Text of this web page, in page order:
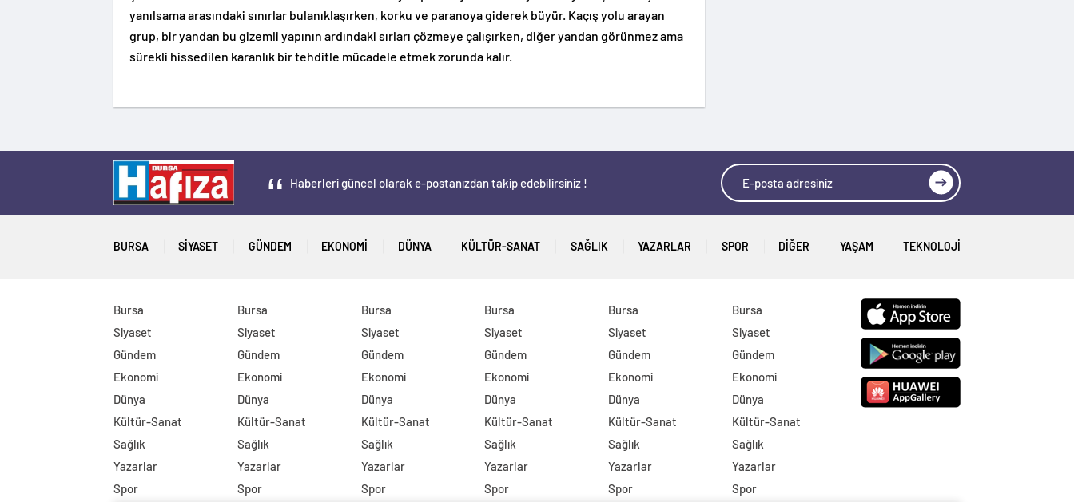
yanılsama arasındaki sınırlar bulanıklaşırken, korku ve paranoya giderek büyür. Kaçış yolu arayan
grup, bir yandan bu gizemli yapının ardındaki sırları çözmeye çalışırken, diğer yandan görünmez ama
sürekli hissedilen karanlık bir tehditle mücadele etmek zorunda kalır.
Haberleri güncel olarak e-postanızdan takip edebilirsiniz !
BURSA SIYASET GÜNDEM EKONOMI DÜNYA KÜLTÜR-SANAT SAĞLIK YAZARLAR SPOR DİĞER YAŞAM TEKNOLOJI
Bursa
Siyaset
Gündem
Ekonomi
Dünya
Kültür-Sanat
Sağlık
Yazarlar
Spor
Bursa
Siyaset
Gündem
Ekonomi
Dünya
Kültür-Sanat
Sağlık
Yazarlar
Spor
Bursa
Siyaset
Gündem
Ekonomi
Dünya
Kültür-Sanat
Sağlık
Yazarlar
Spor
Bursa
Siyaset
Gündem
Ekonomi
Dünya
Kültür-Sanat
Sağlık
Yazarlar
Spor
Bursa
Siyaset
Gündem
Ekonomi
Dünya
Kültür-Sanat
Sağlık
Yazarlar
Spor
Bursa
Siyaset
Gündem
Ekonomi
Dünya
Kültür-Sanat
Sağlık
Yazarlar
Spor